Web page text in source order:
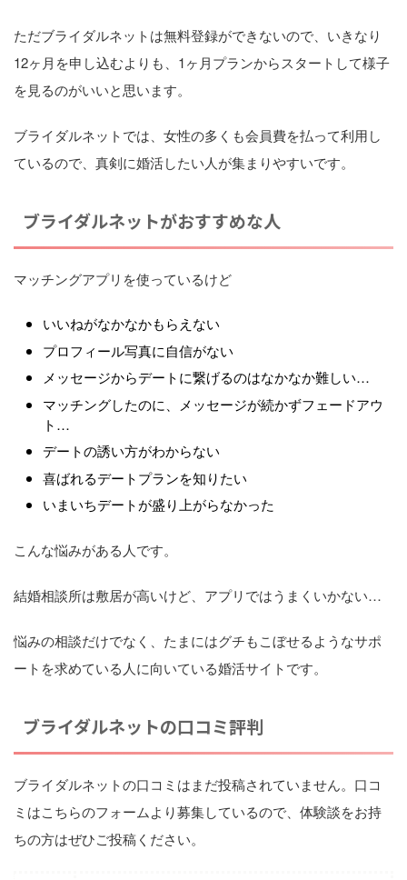
ただブライダルネットは無料登録ができないので、いきなり
12ヶ月を申し込むよりも、1ヶ月プランからスタートして様子
を見るのがいいと思います。
ブライダルネットでは、女性の多くも会員費を払って利用し
ているので、真剣に婚活したい人が集まりやすいです。
ブライダルネットがおすすめな人
マッチングアプリを使っているけど
いいねがなかなかもらえない
プロフィール写真に自信がない
メッセージからデートに繋げるのはなかなか難しい…
マッチングしたのに、メッセージが続かずフェードアウ
ト…
デートの誘い方がわからない
喜ばれるデートプランを知りたい
いまいちデートが盛り上がらなかった
こんな悩みがある人です。
結婚相談所は敷居が高いけど、アプリではうまくいかない…
悩みの相談だけでなく、たまにはグチもこぼせるようなサポ
ートを求めている人に向いている婚活サイトです。
ブライダルネットの口コミ評判
ブライダルネットの口コミはまだ投稿されていません。口コ
ミはこちらのフォームより募集しているので、体験談をお持
ちの方はぜひご投稿ください。